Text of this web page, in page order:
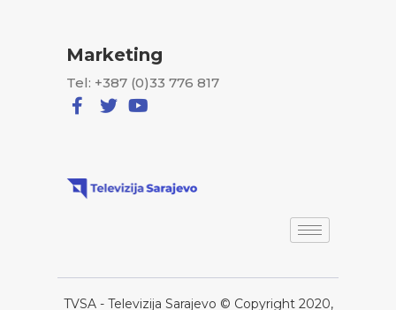
Marketing
Tel: +387 (0)33 776 817
TVSA - Televizija Sarajevo © Copyright 2020,